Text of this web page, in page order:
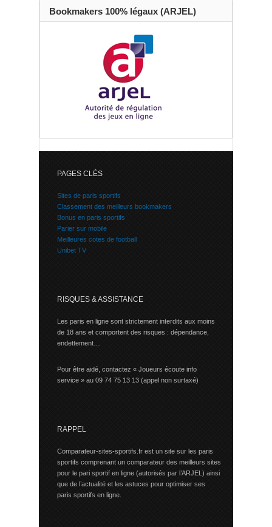
Bookmakers 100% légaux (ARJEL)
PAGES CLÉS
Sites de paris sportifs
Classement des meilleurs bookmakers
Bonus en paris sportifs
Parier sur mobile
Meilleures cotes de football
Unibet TV
RISQUES & ASSISTANCE
Les paris en ligne sont strictement interdits aux moins
de 18 ans et comportent des risques : dépendance,
endettement…
Pour être aidé, contactez « Joueurs écoute info
service » au 09 74 75 13 13 (appel non surtaxé)
RAPPEL
Comparateur-sites-sportifs.fr est un site sur les paris
sportifs comprenant un comparateur des meilleurs sites
pour le pari sportif en ligne (autorisés par l’ARJEL) ainsi
que de l’actualité et les astuces pour optimiser ses
paris sportifs en ligne.